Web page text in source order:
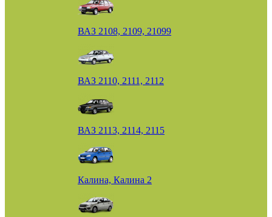
ВАЗ 2108, 2109, 21099
ВАЗ 2110, 2111, 2112
ВАЗ 2113, 2114, 2115
Калина, Калина 2